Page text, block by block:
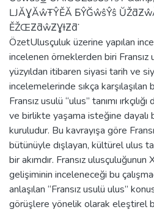
ǇĂƔĂŵŦŶĚĂ ƂŶĞŵŝŶŝ
ĚŽŒƵƌŵƵƔƚƵƌ͘
ÖzetUlusçuluk üzerine yapılan
incelenen örneklerden biri Fransız
yüzyıldan itibaren siyasi tarih ve
incelemelerinde sıkça
Fransız usulü “ulus” tanımı
ve birlikte yaşama isteğine dayalı
kuruludur. Bu kavrayışa göre
bütünüyle dışlayan, kültürel ulus
bir akımdır. Fransız ulusçuluğunun
gelişiminin inceleneceği bu
anlaşılan “Fransız usulü ulus”
görüşlere yönelik olarak eleştirel